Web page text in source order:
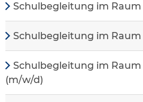
Schulbegleitung im
Schulbegleitung im
Schulbegleitung im
(m/w/d)